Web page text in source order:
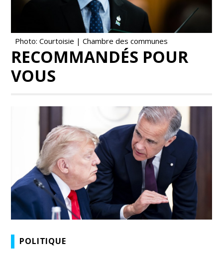
Photo: Courtoisie | Chambre des communes
RECOMMANDÉS POUR
VOUS
POLITIQUE